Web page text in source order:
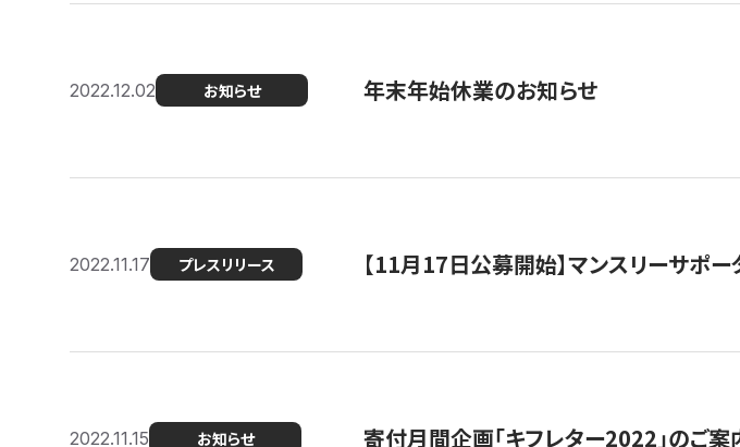
2022.12.02 お知らせ 年末年始休業のお知らせ
2022.11.17 プレスリリース 【11月17日公募開始】マンスリーサポ
2022.11.15 お知らせ 寄付月間企画「キフレター2022」のご案